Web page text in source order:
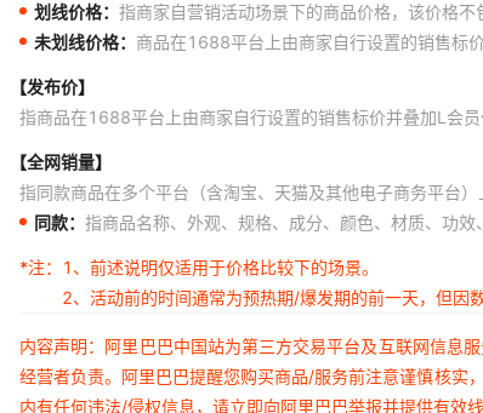
划线价格： 指商家自营销活动场景下的商品价格，该价格
未划线价格： 商品在1688平台上由商家自行设置的销售标
【发布价】
指商品在1688平台上由商家自行设置的销售标价并叠加L会员
【全网销量】
指同款商品在多个平台（含淘宝、天猫及其他电子商务平台）
同款： 指商品名称、外观、规格、成分、颜色、材质、功
*注：
1、前述说明仅适用于价格比较下的场景。
2、活动前的时间通常为预热期/爆发期的前一天，但因
内容声明：阿里巴巴中国站为第三方交易平台及互联网信息
经营者负责。阿里巴巴提醒您购买商品/服务前注意谨慎核实
内有任何违法/侵权信息，请立即向阿里巴巴举报并提供有效线